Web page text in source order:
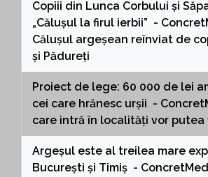
Copiii din Lunca Corbului și
„Călușul la firul ierbii” -
Călușul argeșean reînviat de
și Pădureți
Proiect de lege: 60 000 de lei
cei care hrănesc urșii -
care intră în localități vor putea
Argeșul este al treilea mare
București și Timiș -